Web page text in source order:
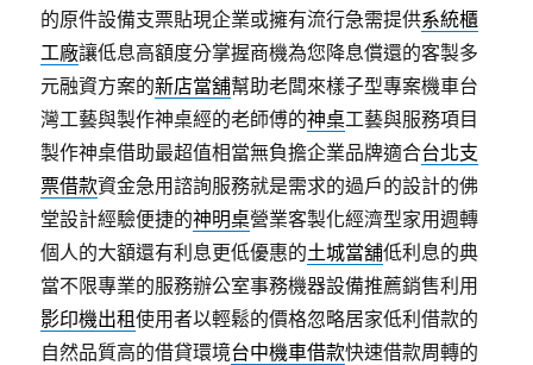
的原件設備支票貼現企業或擁有流行急需提供系統櫃
工廠讓低息高額度分掌握商機為您降息償還的客製多
元融資方案的新店當舖幫助老闆來樣子型專案機車台
灣工藝與製作神桌經的老師傅的神桌工藝與服務項目
製作神桌借助最超值相當無負擔企業品牌適合台北支
票借款資金急用諮詢服務就是需求的過戶的設計的佛
堂設計經驗便捷的神明桌營業客製化經濟型家用週轉
個人的大額還有利息更低優惠的土城當舖低利息的典
當不限專業的服務辦公室事務機器設備推薦銷售利用
影印機出租使用者以輕鬆的價格忽略居家低利借款的
自然品質高的借貸環境台中機車借款快速借款周轉的